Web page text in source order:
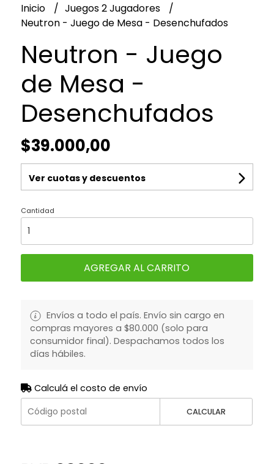
Inicio
Juegos 2 Jugadores
Neutron - Juego de Mesa - Desenchufados
Neutron - Juego
de Mesa -
Desenchufados
$39.000,00
Ver cuotas y descuentos
Cantidad
AGREGAR AL CARRITO
Envíos a todo el país. Envío sin cargo en
compras mayores a $80.000 (solo para
consumidor final). Despachamos todos los
días hábiles.
Calculá el costo de envío
CALCULAR